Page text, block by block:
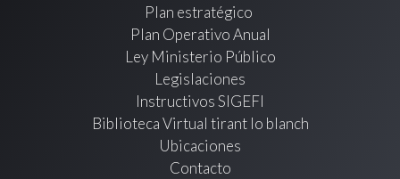
Plan estratégico
Plan Operativo Anual
Ley Ministerio Público
Legislaciones
Instructivos SIGEFI
Biblioteca Virtual tirant lo blanch
Ubicaciones
Contacto